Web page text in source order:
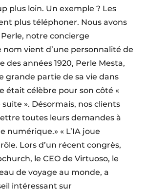
plus loin. Un exemple ? Les
plus téléphoner. Nous avons
notre concierge
nom vient d’une personnalité de
des années 1920, Perle Mesta,
grande partie de sa vie dans
était célèbre pour son côté «
». Désormais, nos clients
toutes leurs demandes à
numérique.» « L’IA joue
Lors d’un récent congrès,
le CEO de Virtuoso, le
de voyage au monde, a
intéressant sur